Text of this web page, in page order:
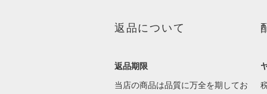
返品について
返品期限
当店の商品は品質に万全を期してお